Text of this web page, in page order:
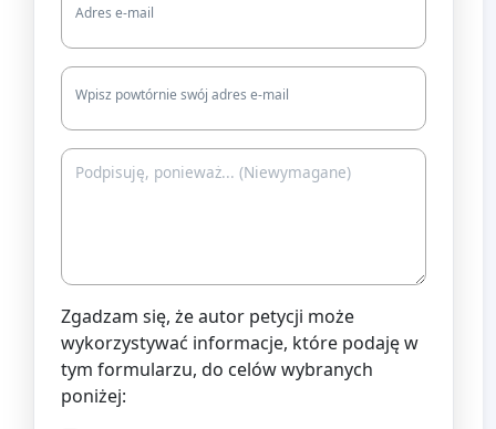
Adres e-mail
Wpisz powtórnie swój adres e-mail
Zgadzam się, że autor petycji może
wykorzystywać informacje, które podaję w
tym formularzu, do celów wybranych
poniżej: